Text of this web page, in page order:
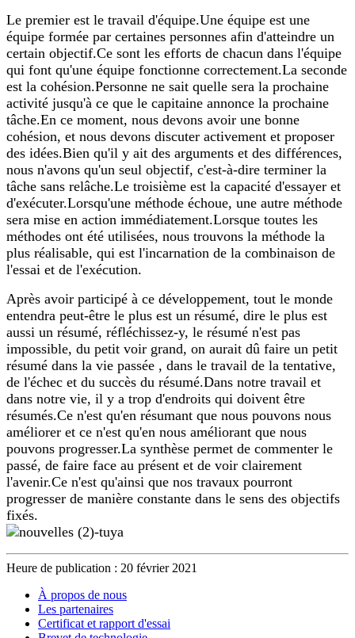
Le premier est le travail d'équipe.Une équipe est une
équipe formée par certaines personnes afin d'atteindre un
certain objectif.Ce sont les efforts de chacun dans l'équipe
qui font qu'une équipe fonctionne correctement.La seconde
est la cohésion.Personne ne sait quelle sera la prochaine
activité jusqu'à ce que le capitaine annonce la prochaine
tâche.En ce moment, nous devons avoir une bonne
cohésion, et nous devons discuter activement et proposer
des idées.Bien qu'il y ait des arguments et des différences,
nous n'avons qu'un seul objectif, c'est-à-dire terminer la
tâche sans relâche.Le troisième est la capacité d'essayer et
d'exécuter.Lorsqu'une méthode échoue, une autre méthode
sera mise en action immédiatement.Lorsque toutes les
méthodes ont été utilisées, nous trouvons la méthode la
plus réalisable, qui est l'incarnation de la combinaison de
l'essai et de l'exécution.
Après avoir participé à ce développement, tout le monde
entendra peut-être le plus est un résumé, dire le plus est
aussi un résumé, réfléchissez-y, le résumé n'est pas
impossible, du petit voir grand, on aurait dû faire un petit
résumé dans la vie passée , dans le travail de la tentative,
de l'échec et du succès du résumé.Dans notre travail et
dans notre vie, il y a trop d'endroits qui doivent être
résumés.Ce n'est qu'en résumant que nous pouvons nous
améliorer et ce n'est qu'en nous améliorant que nous
pouvons progresser.La synthèse permet de commenter le
passé, de faire face au présent et de voir clairement
l'avenir.Ce n'est qu'ainsi que nos travaux pourront
progresser de manière constante dans le sens des objectifs
fixés.
Heure de publication : 20 février 2021
À propos de nous
Les partenaires
Certificat et rapport d'essai